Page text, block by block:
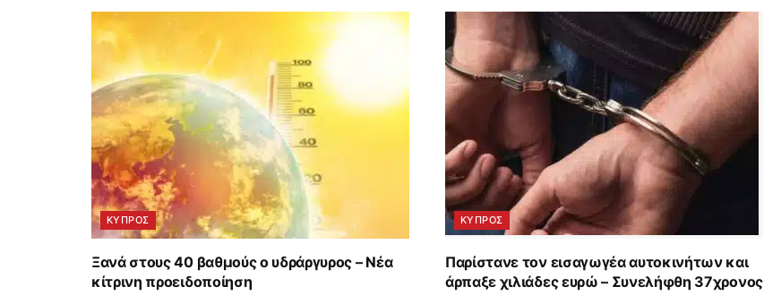
ΚΥΠΡΟΣ
Ξανά στους 40 βαθμούς ο υδράργυρος – Νέα
κίτρινη προειδοποίηση
ΚΥΠΡΟΣ
Παρίστανε τον εισαγωγέα αυτοκινήτων και
άρπαξε χιλιάδες ευρώ – Συνελήφθη 37χρονος